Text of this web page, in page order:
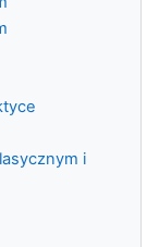
i